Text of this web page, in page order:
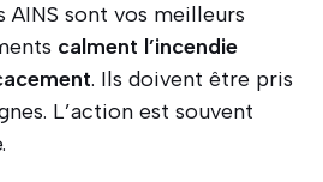
sont vos meilleurs
calment l’incendie
. Ils doivent être pris
L’action est souvent